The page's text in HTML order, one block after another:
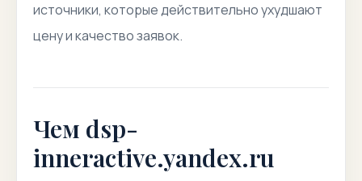
источники, которые действительно ухудшают
цену и качество заявок.
Чем dsp-
inneractive.yandex.ru